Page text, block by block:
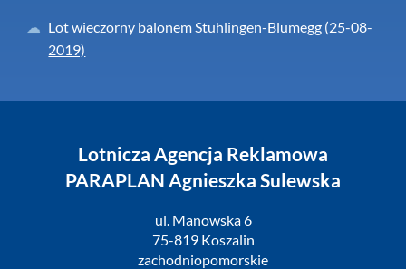
Lot wieczorny balonem Stuhlingen-Blumegg (25-08-
2019)
Lotnicza Agencja Reklamowa
PARAPLAN Agnieszka Sulewska
ul. Manowska 6
75-819 Koszalin
zachodniopomorskie